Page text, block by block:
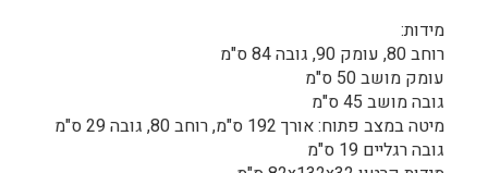
מידות:
רוחב 80, עומק 90, גובה 84 ס"מ
עומק מושב 50 ס"מ
גובה מושב 45 ס"מ
מיטה במצב פתוח: אורך 192 ס"מ, רוחב 80, גובה 29 ס"מ
גובה רגליים 19 ס"מ